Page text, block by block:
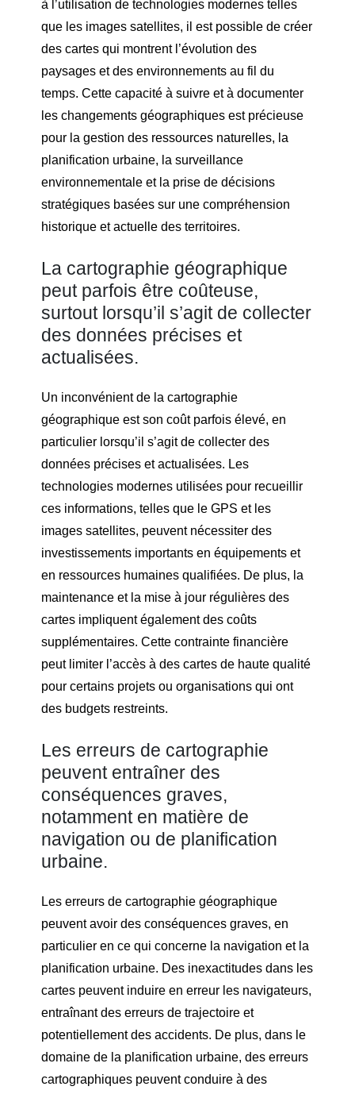
à l’utilisation de technologies modernes telles
que les images satellites, il est possible de créer
des cartes qui montrent l’évolution des
paysages et des environnements au fil du
temps. Cette capacité à suivre et à documenter
les changements géographiques est précieuse
pour la gestion des ressources naturelles, la
planification urbaine, la surveillance
environnementale et la prise de décisions
stratégiques basées sur une compréhension
historique et actuelle des territoires.
La cartographie géographique
peut parfois être coûteuse,
surtout lorsqu’il s’agit de collecter
des données précises et
actualisées.
Un inconvénient de la cartographie
géographique est son coût parfois élevé, en
particulier lorsqu’il s’agit de collecter des
données précises et actualisées. Les
technologies modernes utilisées pour recueillir
ces informations, telles que le GPS et les
images satellites, peuvent nécessiter des
investissements importants en équipements et
en ressources humaines qualifiées. De plus, la
maintenance et la mise à jour régulières des
cartes impliquent également des coûts
supplémentaires. Cette contrainte financière
peut limiter l’accès à des cartes de haute qualité
pour certains projets ou organisations qui ont
des budgets restreints.
Les erreurs de cartographie
peuvent entraîner des
conséquences graves,
notamment en matière de
navigation ou de planification
urbaine.
Les erreurs de cartographie géographique
peuvent avoir des conséquences graves, en
particulier en ce qui concerne la navigation et la
planification urbaine. Des inexactitudes dans les
cartes peuvent induire en erreur les navigateurs,
entraînant des erreurs de trajectoire et
potentiellement des accidents. De plus, dans le
domaine de la planification urbaine, des erreurs
cartographiques peuvent conduire à des